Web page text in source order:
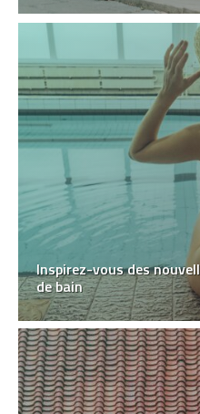
Inspirez-vous des
de bain